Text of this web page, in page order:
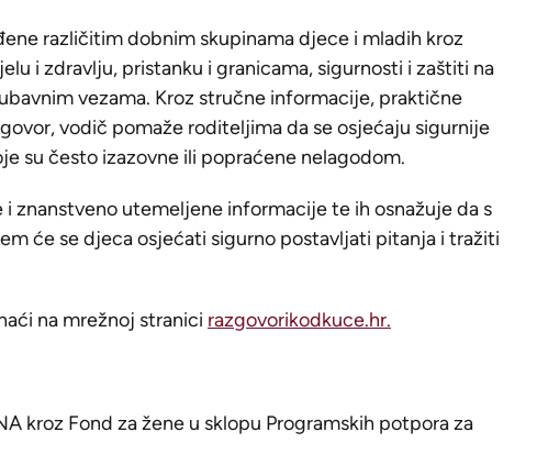
različitim dobnim skupinama djece i mladih kroz
i zdravlju, pristanku i granicama, sigurnosti i zaštiti na
vezama. Kroz stručne informacije, praktične
vodič pomaže roditeljima da se osjećaju sigurnije
su često izazovne ili popraćene nelagodom.
znanstveno utemeljene informacije te ih osnažuje da s
će se djeca osjećati sigurno postavljati pitanja i tražiti
na mrežnoj stranici razgovorikodkuce.hr.
kroz Fond za žene u sklopu Programskih potpora za